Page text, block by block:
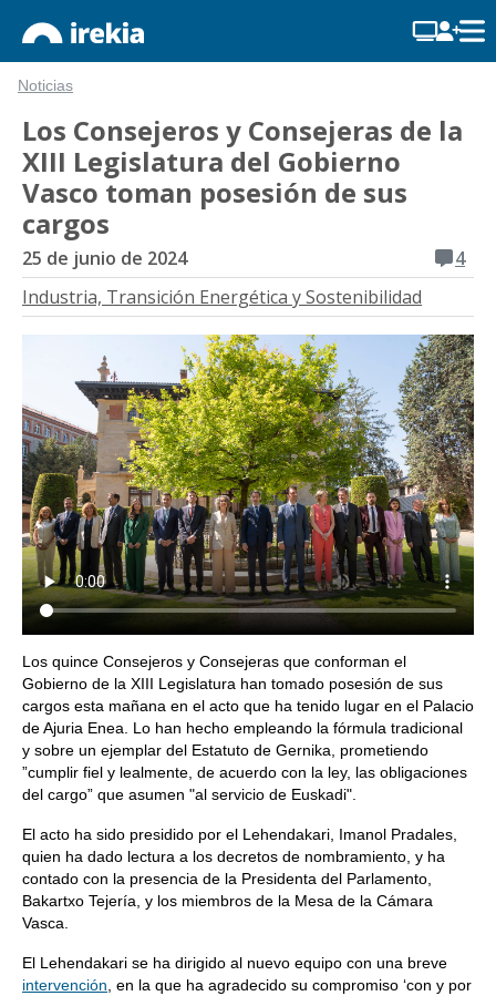
Noticias
Los Consejeros y Consejeras de la
XIII Legislatura del Gobierno
Vasco toman posesión de sus
cargos
25 de junio de 2024
4
Industria, Transición Energética y Sostenibilidad
Los quince Consejeros y Consejeras que conforman el
Gobierno de la XIII Legislatura han tomado posesión de sus
cargos esta mañana en el acto que ha tenido lugar en el Palacio
de Ajuria Enea. Lo han hecho empleando la fórmula tradicional
y sobre un ejemplar del Estatuto de Gernika, prometiendo
”cumplir fiel y lealmente, de acuerdo con la ley, las obligaciones
del cargo” que asumen "al servicio de Euskadi".
El acto ha sido presidido por el Lehendakari, Imanol Pradales,
quien ha dado lectura a los decretos de nombramiento, y ha
contado con la presencia de la Presidenta del Parlamento,
Bakartxo Tejería, y los miembros de la Mesa de la Cámara
Vasca.
El Lehendakari se ha dirigido al nuevo equipo con una breve
intervención , en la que ha agradecido su compromiso ‘con y por